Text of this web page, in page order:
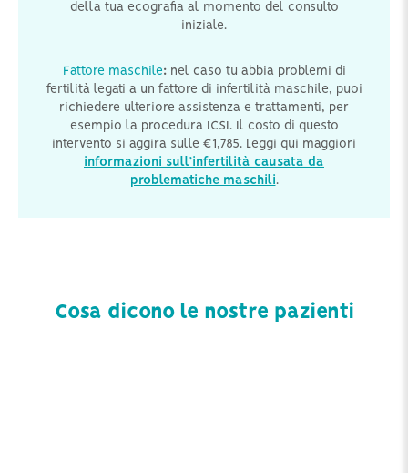
della tua ecografia al momento del consulto
iniziale.
Fattore maschile:nel caso tu abbia problemi di
fertilità legati a un fattore di infertilità maschile, puoi
richiedere ulteriore assistenza e trattamenti, per
esempio la procedura ICSI. Il costo di questo
intervento si aggira sulle €1,785. Leggi qui maggiori
informazioni sull’infertilità causata da
problematiche maschili.
Cosa dicono le nostre pazienti